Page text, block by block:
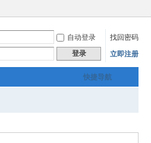
自动登录
找回密码
登录 立即注册
快捷导航